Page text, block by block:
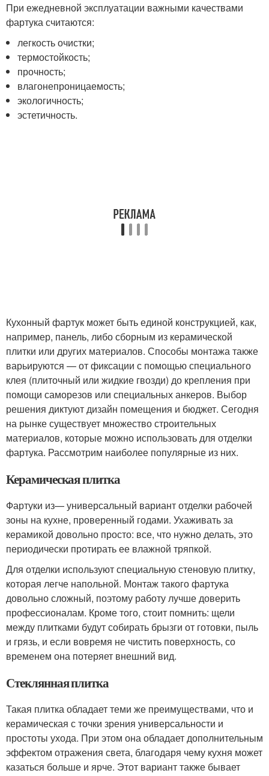
При ежедневной эксплуатации важными качествами
фартука считаются:
легкость очистки;
термостойкость;
прочность;
влагонепроницаемость;
экологичность;
эстетичность.
Кухонный фартук может быть единой конструкцией, как,
например, панель, либо сборным из керамической
плитки или других материалов. Способы монтажа также
варьируются — от фиксации с помощью специального
клея (плиточный или жидкие гвозди) до крепления при
помощи саморезов или специальных анкеров. Выбор
решения диктуют дизайн помещения и бюджет. Сегодня
на рынке существует множество строительных
материалов, которые можно использовать для отделки
фартука. Рассмотрим наиболее популярные из них.
Керамическая плитка
Фартуки из— универсальный вариант отделки рабочей
зоны на кухне, проверенный годами. Ухаживать за
керамикой довольно просто: все, что нужно делать, это
периодически протирать ее влажной тряпкой.
Для отделки используют специальную стеновую плитку,
которая легче напольной. Монтаж такого фартука
довольно сложный, поэтому работу лучше доверить
профессионалам. Кроме того, стоит помнить: щели
между плитками будут собирать брызги от готовки, пыль
и грязь, и если вовремя не чистить поверхность, со
временем она потеряет внешний вид.
Стеклянная плитка
Такая плитка обладает теми же преимуществами, что и
керамическая с точки зрения универсальности и
простоты ухода. При этом она обладает дополнительным
эффектом отражения света, благодаря чему кухня может
казаться больше и ярче. Этот вариант также бывает